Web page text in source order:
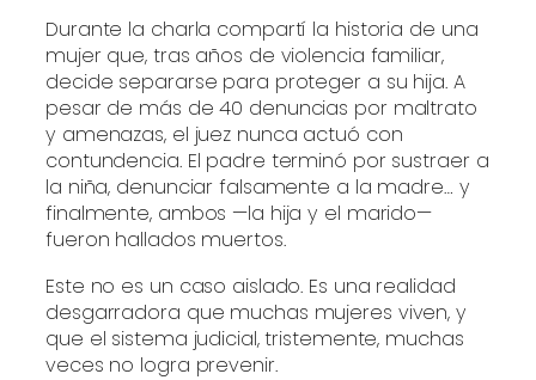
Durante la charla compartí la historia de una
mujer que, tras años de violencia familiar,
decide separarse para proteger a su hija. A
pesar de más de 40 denuncias por maltrato
y amenazas, el juez nunca actuó con
contundencia. El padre terminó por sustraer a
la niña, denunciar falsamente a la madre… y
finalmente, ambos —la hija y el marido—
fueron hallados muertos.
Este no es un caso aislado. Es una realidad
desgarradora que muchas mujeres viven, y
que el sistema judicial, tristemente, muchas
veces no logra prevenir.